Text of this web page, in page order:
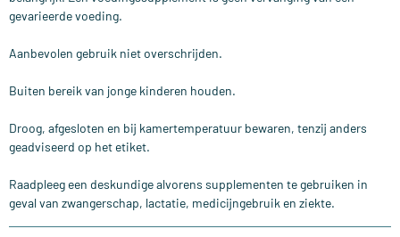
gevarieerde voeding.
Aanbevolen gebruik niet overschrijden.
Buiten bereik van jonge kinderen houden.
Droog, afgesloten en bij kamertemperatuur bewaren, tenzij anders
geadviseerd op het etiket.
Raadpleeg een deskundige alvorens supplementen te gebruiken in
geval van zwangerschap, lactatie, medicijngebruik en ziekte.